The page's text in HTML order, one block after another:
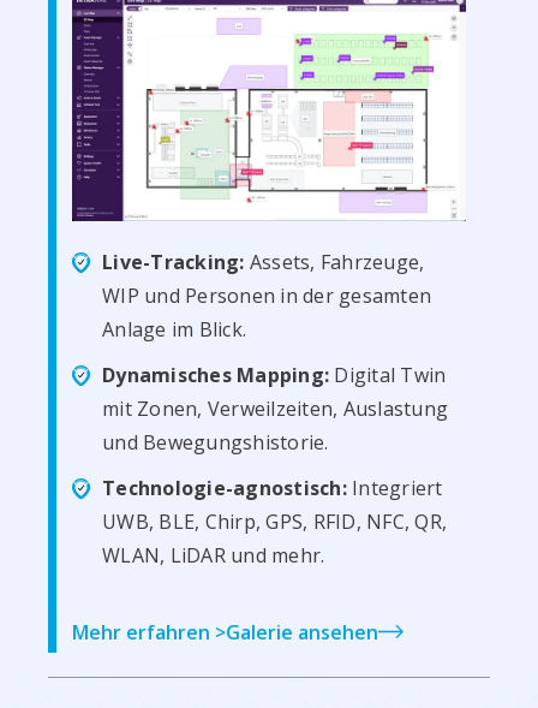
Live-Tracking: Assets, Fahrzeuge,
WIP und Personen in der gesamten
Anlage im Blick.
Dynamisches Mapping: Digital Twin
mit Zonen, Verweilzeiten, Auslastung
und Bewegungshistorie.
Technologie-agnostisch:Integriert
UWB, BLE, Chirp, GPS, RFID, NFC, QR,
WLAN, LiDAR und mehr.
Mehr erfahren >Galerie ansehen